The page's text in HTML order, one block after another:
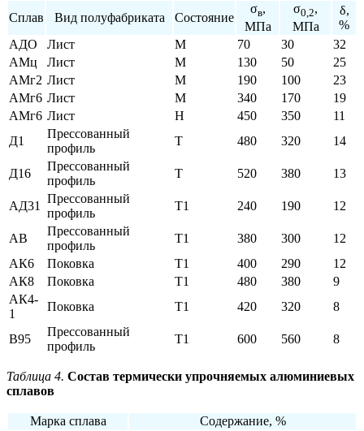
Сплав Вид полуфабриката Состояние
σв,
МПа
σ0,2,
МПа
δ,
%
АДО
Лист М 70 30
32
АМц
Лист М 130 50
25
АМг2 Лист М 190 100
23
АМг6 Лист М 340 170
19
АМг6 Лист Н 450 350
11
Д1
Прессованный
профиль
Т 480 320 14
Д16
Прессованный
профиль
Т 520 380 13
АД31
Прессованный
профиль
Т1 240 190 12
АВ
Прессованный
профиль
Т1 380 300
12
АК6
Поковка Т1 400 290
12
АК8
Поковка Т1 480 380
9
АК4-
1
Поковка Т1 420 320 8
В95
Прессованный
профиль
Т1 600 560 8
Таблица 4. Состав термически упрочняемых алюминиевых
сплавов
Марка сплава
Содержание, %